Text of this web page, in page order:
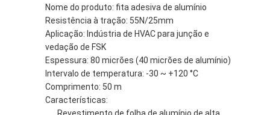
Nome do produto: fita adesiva de alumínio
Resistência à tração: 55N/25mm
Aplicação: Indústria de HVAC para junção e
vedação de FSK
Espessura: 80 micrões (40 micrões de alumínio)
Intervalo de temperatura: -30 ~ +120 °C
Comprimento: 50 m
Características: